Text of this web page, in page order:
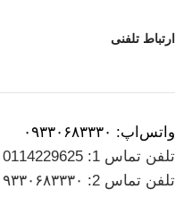
ارتباط تلفنی
واتس‌اپ: ۰۹۳۳۰۶۸۳۳۳۰
تلفن تماس 1: 0114229625
تلفن تماس 2: ۰۹۳۳۰۶۸۳۳۳۰